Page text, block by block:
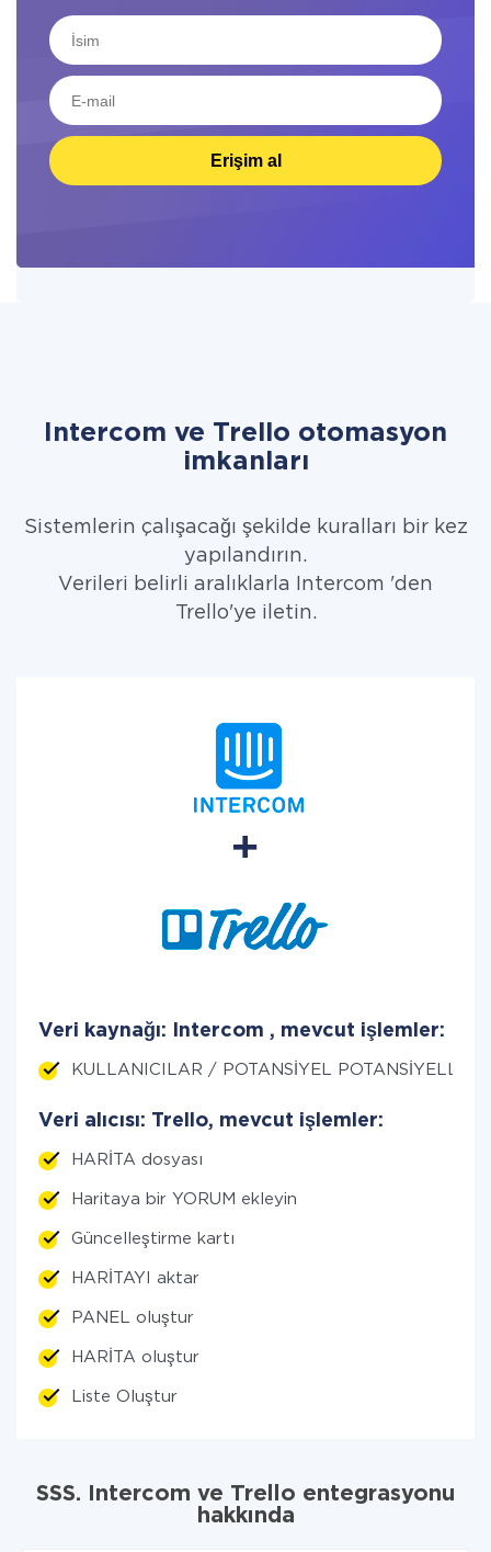
Erişim al
Intercom ve Trello otomasyon
imkanları
Sistemlerin çalışacağı şekilde kuralları bir kez
yapılandırın.
Verileri belirli aralıklarla Intercom 'den
Trello'ye iletin.
Veri kaynağı: Intercom , mevcut işlemler:
KULLANICILAR / POTANSİYEL POTANSİYELLER
Veri alıcısı: Trello, mevcut işlemler:
HARİTA dosyası
Haritaya bir YORUM ekleyin
Güncelleştirme kartı
HARİTAYI aktar
PANEL oluştur
HARİTA oluştur
Liste Oluştur
SSS. Intercom ve Trello entegrasyonu
hakkında